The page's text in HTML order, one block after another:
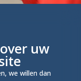
uw
we willen dan